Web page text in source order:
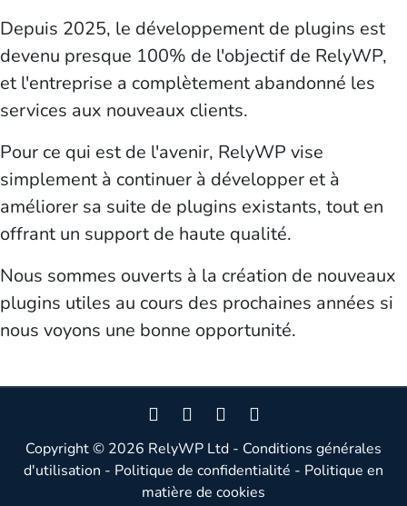
Depuis 2025, le développement de plugins est
devenu presque 100% de l'objectif de RelyWP,
et l'entreprise a complètement abandonné les
services aux nouveaux clients.
Pour ce qui est de l'avenir, RelyWP vise
simplement à continuer à développer et à
améliorer sa suite de plugins existants, tout en
offrant un support de haute qualité.
Nous sommes ouverts à la création de nouveaux
plugins utiles au cours des prochaines années si
nous voyons une bonne opportunité.
Copyright © 2026 RelyWP Ltd - Conditions générales
d'utilisation - Politique de confidentialité - Politique en
matière de cookies